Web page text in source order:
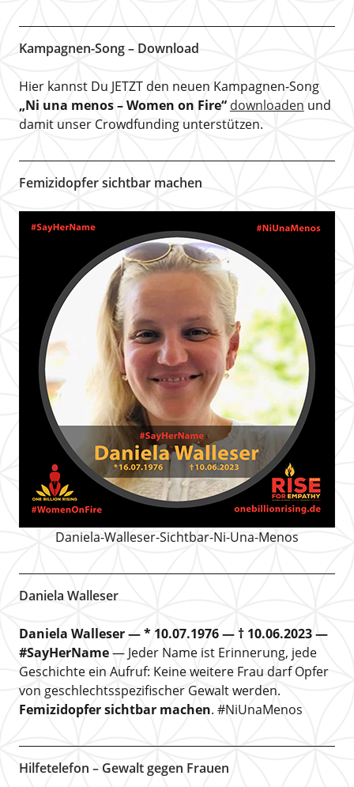
Kampagnen-Song – Download
Hier kannst Du JETZT den neuen Kampagnen-Song
„Ni una menos – Women on Fire“ downloaden und
damit unser Crowdfunding unterstützen.
Femizidopfer sichtbar machen
Daniela-Walleser-Sichtbar-Ni-Una-Menos
Daniela Walleser
Daniela Walleser — * 10.07.1976 — † 10.06.2023 —
#SayHerName— Jeder Name ist Erinnerung, jede
Geschichte ein Aufruf: Keine weitere Frau darf Opfer
von geschlechtsspezifischer Gewalt werden.
Femizidopfer sichtbar machen. #NiUnaMenos
Hilfetelefon – Gewalt gegen Frauen